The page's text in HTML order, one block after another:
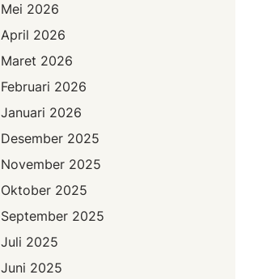
Mei 2026
April 2026
Maret 2026
Februari 2026
Januari 2026
Desember 2025
November 2025
Oktober 2025
September 2025
Juli 2025
Juni 2025